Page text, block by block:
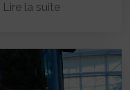
Lire la suite